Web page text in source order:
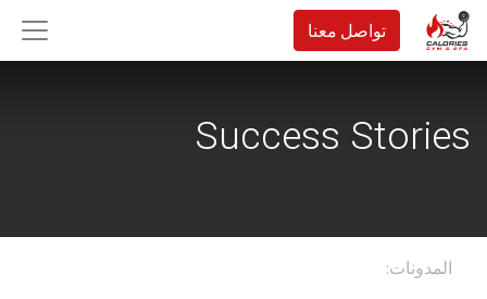
تواصل معنا
Success Stories
المدونات: